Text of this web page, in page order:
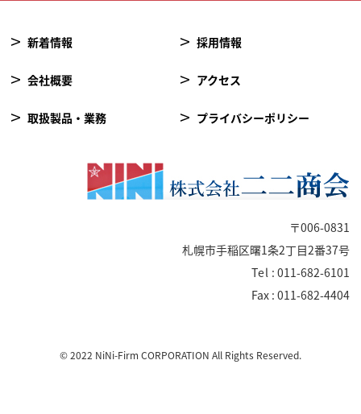
新着情報
会社概要
取扱製品・業務
採用情報
アクセス
プライバシーポリシー
〒006-0831
札幌市手稲区曙1条2丁目2番37号
Tel : 011-682-6101
Fax : 011-682-4404
© 2022 NiNi-Firm CORPORATION All Rights Reserved.